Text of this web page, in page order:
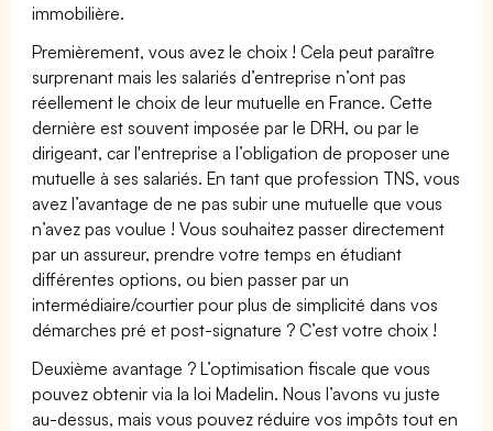
immobilière.
Premièrement, vous avez le choix ! Cela peut paraître
surprenant mais les salariés d’entreprise n’ont pas
réellement le choix de leur mutuelle en France. Cette
dernière est souvent imposée par le DRH, ou par le
dirigeant, car l'entreprise a l’obligation de proposer une
mutuelle à ses salariés. En tant que profession TNS, vous
avez l’avantage de ne pas subir une mutuelle que vous
n’avez pas voulue ! Vous souhaitez passer directement
par un assureur, prendre votre temps en étudiant
différentes options, ou bien passer par un
intermédiaire/courtier pour plus de simplicité dans vos
démarches pré et post-signature ? C’est votre choix !
Deuxième avantage ? L’optimisation fiscale que vous
pouvez obtenir via la loi Madelin. Nous l’avons vu juste
au-dessus, mais vous pouvez réduire vos impôts tout en